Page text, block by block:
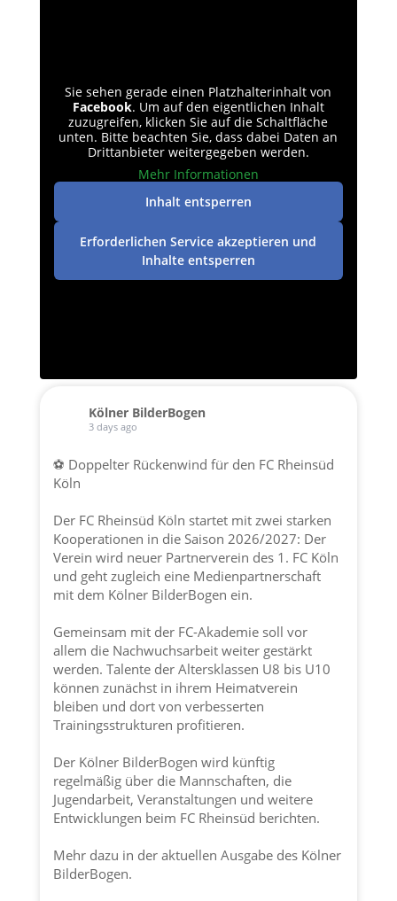
Sie sehen gerade einen Platzhalterinhalt von
Facebook. Um auf den eigentlichen Inhalt
zuzugreifen, klicken Sie auf die Schaltfläche
unten. Bitte beachten Sie, dass dabei Daten an
Drittanbieter weitergegeben werden.
Mehr Informationen
Inhalt entsperren
Erforderlichen Service akzeptieren und
Inhalte entsperren
Kölner BilderBogen
3 days ago
⚽ Doppelter Rückenwind für den FC Rheinsüd
Köln
Der FC Rheinsüd Köln startet mit zwei starken
Kooperationen in die Saison 2026/2027: Der
Verein wird neuer Partnerverein des 1. FC Köln
und geht zugleich eine Medienpartnerschaft
mit dem Kölner BilderBogen ein.
Gemeinsam mit der FC-Akademie soll vor
allem die Nachwuchsarbeit weiter gestärkt
werden. Talente der Altersklassen U8 bis U10
können zunächst in ihrem Heimatverein
bleiben und dort von verbesserten
Trainingsstrukturen profitieren.
Der Kölner BilderBogen wird künftig
regelmäßig über die Mannschaften, die
Jugendarbeit, Veranstaltungen und weitere
Entwicklungen beim FC Rheinsüd berichten.
Mehr dazu in der aktuellen Ausgabe des Kölner
BilderBogen.